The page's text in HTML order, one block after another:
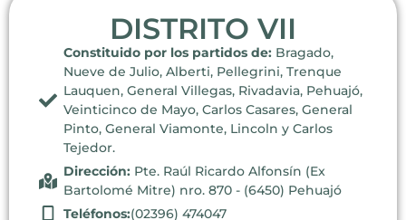
DISTRITO VII
Constituido por los partidos de: Bragado,
Nueve de Julio, Alberti, Pellegrini, Trenque
Lauquen, General Villegas, Rivadavia, Pehuajó,
Veinticinco de Mayo, Carlos Casares, General
Pinto, General Viamonte, Lincoln y Carlos
Tejedor.
Dirección: Pte. Raúl Ricardo Alfonsín (Ex
Bartolomé Mitre) nro. 870 - (6450) Pehuajó
Teléfonos:(02396) 474047